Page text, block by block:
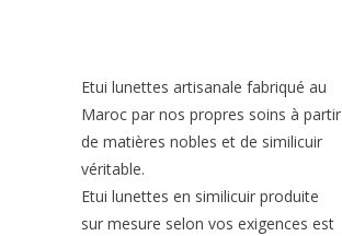
Etui lunettes artisanale fabriqué au
Maroc par nos propres soins à partir
de matières nobles et de similicuir
véritable.
Etui lunettes en similicuir produite
sur mesure selon vos exigences est